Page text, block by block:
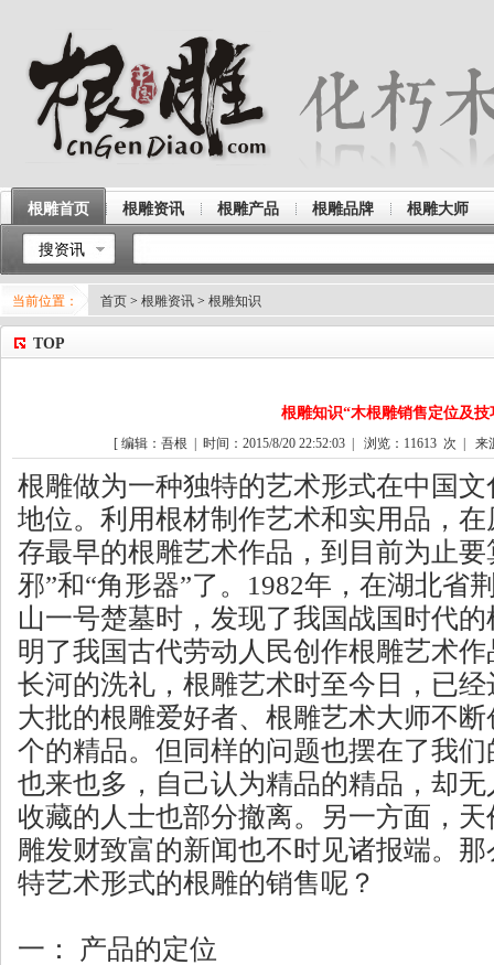
根雕首页 根雕资讯 根雕产品 根雕品牌 根雕大师
搜资讯
当前位置： 首页 > 根雕资讯 > 根雕知识
TOP
根雕知识“木根雕销售定位及技
[ 编辑：吾根 | 时间：2015/8/20 22:52:03 | 浏览： 11613 次 | 来
根雕做为一种独特的艺术形式在中国
地位。利用根材制作艺术和实用品，
存最早的根雕艺术作品，到目前为止
邪”和“角形器”了。1982年，在湖北省
山一号楚墓时，发现了我国战国时代
明了我国古代劳动人民创作根雕艺术
长河的洗礼，根雕艺术时至今日，已
大批的根雕爱好者、根雕艺术大师不
个的精品。但同样的问题也摆在了我
也来也多，自己认为精品的精品，却
收藏的人士也部分撤离。另一方面，
雕发财致富的新闻也不时见诸报端。
特艺术形式的根雕的销售呢？
一： 产品的定位